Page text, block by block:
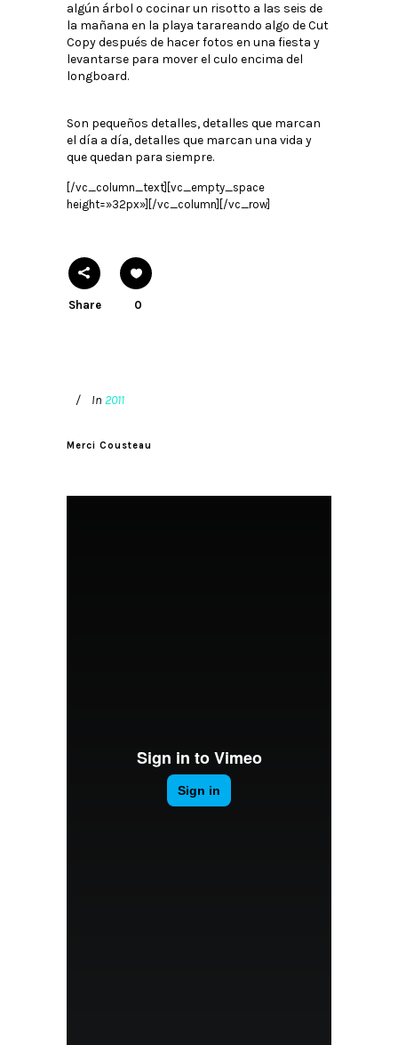
algún árbol o cocinar un risotto a las seis de
la mañana en la playa tarareando algo de Cut
Copy después de hacer fotos en una fiesta y
levantarse para mover el culo encima del
longboard.
Son pequeños detalles, detalles que marcan
el día a día, detalles que marcan una vida y
que quedan para siempre.
[/vc_column_text][vc_empty_space
height=»32px»][/vc_column][/vc_row]
Share 0
In 2011
Merci Cousteau